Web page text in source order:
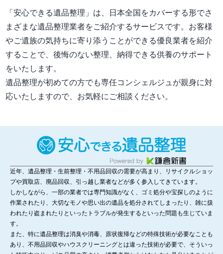
「安心できる遺品整理」は、日本全国をカバーする形でさ
まざまな遺品整理業者をご紹介するサービスです。お客様
やご遺族の気持ちに寄り添うことができる優良業者を紹介
することで、後悔のない整理、納得できる供養のサポート
をいたします。
遺品整理が初めての方でも専任コンシェルジュが親身に対
応いたしますので、お気軽にご相談ください。
近年、遺品整理・生前整理・不用品回収の需要が高まり、リサイクルショッ
プや買取店、廃品回収、引っ越し業者などが多く参入してきています。
しかしながら、一部の業者では専門知識がなく、ゴミ処分や宝探しのように
作業されたり、大切なモノや思い出の遺品を処分されてしまったり、雑に扱
われたり盗まれたりといったトラブルが発生するといった問題も生じていま
す。
また、特に遺品整理は消臭や消毒、原状復帰などの特殊技術が必要なことも
あり、不用品回収やハウスクリーニングとは違った技術が必要で、そういっ